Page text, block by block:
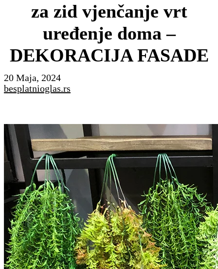
za zid vjenčanje vrt
uređenje doma –
DEKORACIJA FASADE
20 Maja, 2024
besplatnioglas.rs